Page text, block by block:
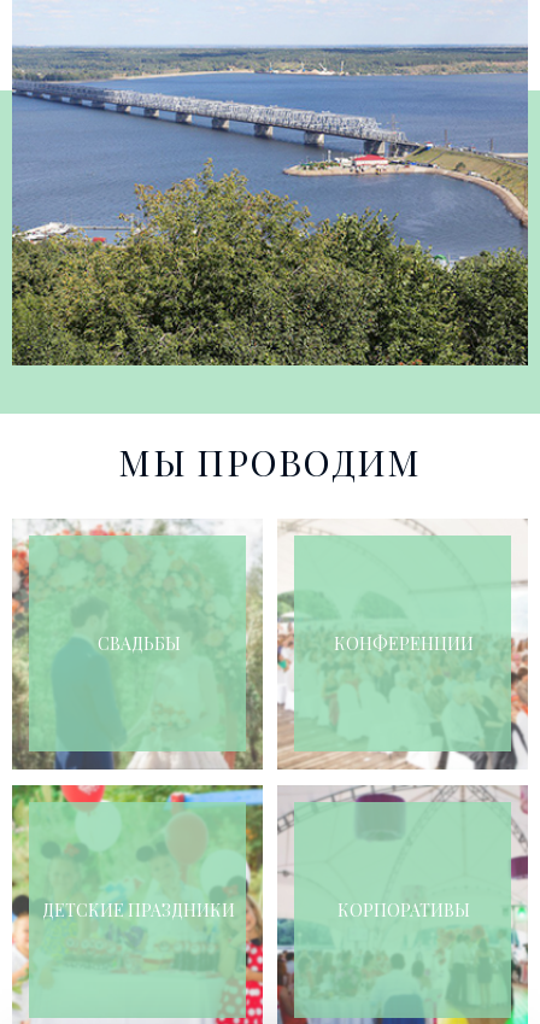
МЫ ПРОВОДИМ
СВАДЬБЫ КОНФЕРЕНЦИИ
ДЕТСКИЕ ПРАЗДНИКИ КОРПОРАТИВЫ